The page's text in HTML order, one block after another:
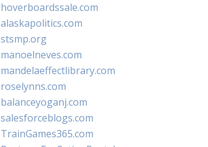
hoverboardssale.com
alaskapolitics.com
stsmp.org
manoelneves.com
mandelaeffectlibrary.com
roselynns.com
balanceyoganj.com
salesforceblogs.com
TrainGames365.com